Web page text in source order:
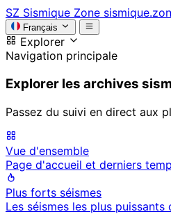
SZ Sismique Zone
Français
Explorer
Navigation principale
Explorer les archives
Passez du suivi en direct aux
Vue d'ensemble
Page d'accueil et derniers
Plus forts séismes
Les séismes les plus puissants